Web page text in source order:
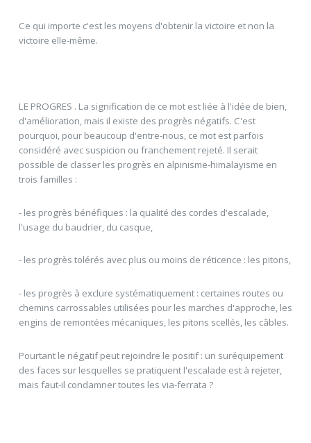
Ce qui importe c'est les moyens d'obtenir la victoire et non la
victoire elle-même.
LE PROGRES . La signification de ce mot est liée à l'idée de bien,
d'amélioration, mais il existe des progrès négatifs. C'est
pourquoi, pour beaucoup d'entre-nous, ce mot est parfois
considéré avec suspicion ou franchement rejeté. Il serait
possible de classer les progrès en alpinisme-himalayisme en
trois familles :
- les progrès bénéfiques : la qualité des cordes d'escalade,
l'usage du baudrier, du casque,
- les progrès tolérés avec plus ou moins de réticence : les pitons,
- les progrès à exclure systématiquement : certaines routes ou
chemins carrossables utilisées pour les marches d'approche, les
engins de remontées mécaniques, les pitons scellés, les câbles.
Pourtant le négatif peut rejoindre le positif : un suréquipement
des faces sur lesquelles se pratiquent l'escalade est à rejeter,
mais faut-il condamner toutes les via-ferrata ?